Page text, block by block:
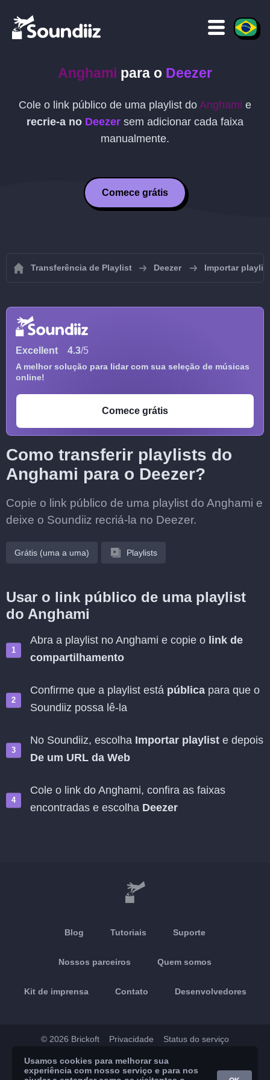
Anghami para o Deezer
Cole o link público de uma playlist do Anghami e
recrie-a no Deezer sem adicionar cada faixa
manualmente.
Comece grátis
Transferência de Playlist Deezer Importar
Excellent 4.3/5
A melhor solução para lidar com sua seleção de músicas
online!
Comece grátis
Como transferir playlists do
Anghami para o Deezer?
Copie o link público de uma playlist do Anghami e
deixe o Soundiiz recriá-la no Deezer.
Grátis (uma a uma) Playlists
Usar o link público de uma playlist
do Anghami
Abra a playlist no Anghami e copie o link de
compartilhamento
Confirme que a playlist está pública para que o
Soundiiz possa lê-la
No Soundiiz, escolha Importar playlist e depois
De um URL da Web
Cole o link do Anghami, confira as faixas
encontradas e escolha Deezer
Blog Tutoriais Suporte
Nossos parceiros Quem somos
Kit de imprensa Contato Desenvolvedores
© 2026 Brickoft Privacidade Status do serviço
App Store Google Play
Usamos cookies para melhorar sua
experiência com nosso serviço e para nos